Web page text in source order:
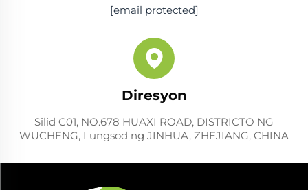
[email protected]
Diresyon
Silid C01, NO.678 HUAXI ROAD, DISTRICTO NG
WUCHENG, Lungsod ng JINHUA, ZHEJIANG, CHINA